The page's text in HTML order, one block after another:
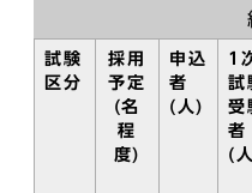
試験
区分
採用
予定
(名
程
度)
申込
者
(人)
1
試
受
者
(